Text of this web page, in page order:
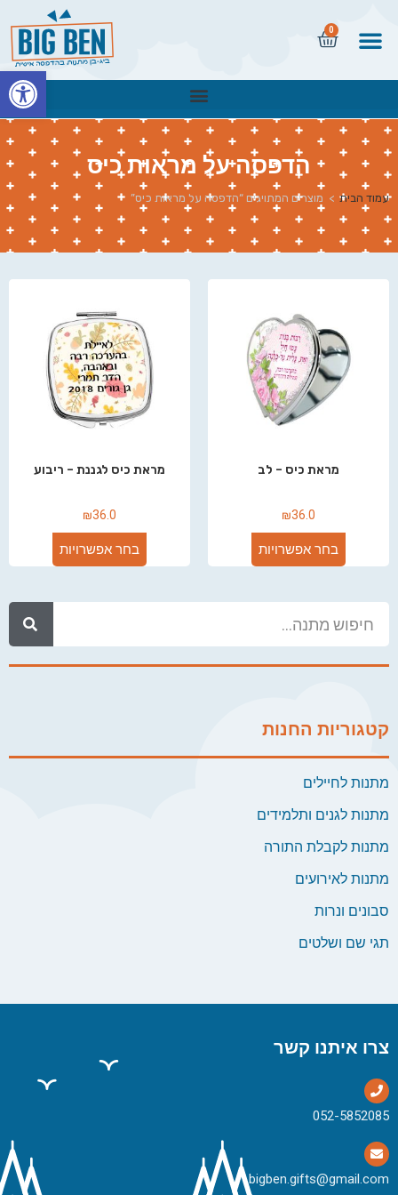
0
הדפסה על מראות כיס
עמוד הבית > מוצרים המתויגים “הדפסה על מראות כיס”
קטגוריות החנות
מתנות לחיילים
מתנות לגנים ותלמידים
מתנות לקבלת התורה
מתנות לאירועים
סבונים ונרות
תגי שם ושלטים
מראת כיס – לב
₪36.0
בחר אפשרויות
מראת כיס לגננת – ריבוע
₪36.0
בחר אפשרויות
צרו איתנו קשר
bigben.gifts@gmail.com